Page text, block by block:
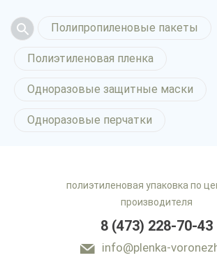
Полипропиленовые пакеты
Полиэтиленовая пленка
Одноразовые защитные маски
Одноразовые перчатки
полиэтиленовая упаковка по
производителя
8 (473) 228-70-43
info@plenka-